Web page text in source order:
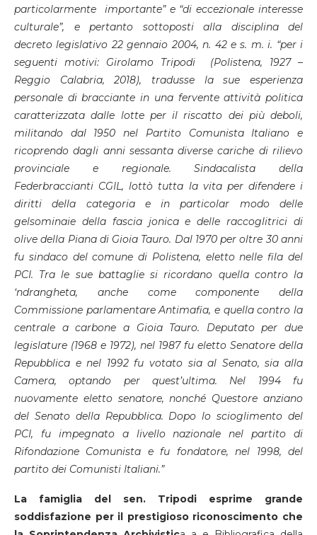
particolarmente importante” e “di eccezionale interesse
culturale”, e pertanto sottoposti alla disciplina del
decreto legislativo 22 gennaio 2004, n. 42 e s. m. i. “per i
seguenti motivi: Girolamo Tripodi (Polistena, 1927 –
Reggio Calabria, 2018), tradusse la sue esperienza
personale di bracciante in una fervente attività politica
caratterizzata dalle lotte per il riscatto dei più deboli,
militando dal 1950 nel Partito Comunista Italiano e
ricoprendo dagli anni sessanta diverse cariche di rilievo
provinciale e regionale. Sindacalista della
Federbraccianti CGIL, lottò tutta la vita per difendere i
diritti della categoria e in particolar modo delle
gelsominaie della fascia jonica e delle raccoglitrici di
olive della Piana di Gioia Tauro. Dal 1970 per oltre 30 anni
fu sindaco del comune di Polistena, eletto nelle fila del
PCI. Tra le sue battaglie si ricordano quella contro la
‘ndrangheta, anche come componente della
Commissione parlamentare Antimafia, e quella contro la
centrale a carbone a Gioia Tauro. Deputato per due
legislature (1968 e 1972), nel 1987 fu eletto Senatore della
Repubblica e nel 1992 fu votato sia al Senato, sia alla
Camera, optando per quest’ultima. Nel 1994 fu
nuovamente eletto senatore, nonché Questore anziano
del Senato della Repubblica. Dopo lo scioglimento del
PCI, fu impegnato a livello nazionale nel partito di
Rifondazione Comunista e fu fondatore, nel 1998, del
partito dei Comunisti Italiani.”
La famiglia del sen. Tripodi esprime grande
soddisfazione per il prestigioso riconoscimento che